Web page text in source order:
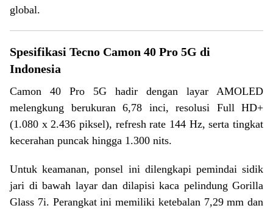
global.
Spesifikasi Tecno Camon 40 Pro 5G di
Indonesia
Camon 40 Pro 5G hadir dengan layar AMOLED
melengkung berukuran 6,78 inci, resolusi Full HD+
(1.080 x 2.436 piksel), refresh rate 144 Hz, serta tingkat
kecerahan puncak hingga 1.300 nits.
Untuk keamanan, ponsel ini dilengkapi pemindai sidik
jari di bawah layar dan dilapisi kaca pelindung Gorilla
Glass 7i. Perangkat ini memiliki ketebalan 7,29 mm dan